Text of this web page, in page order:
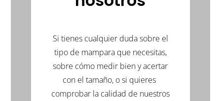
una
Si tienes cualquier duda sobre el
tipo de mampara que necesitas,
sobre cómo medir bien y acertar
con el tamaño, o si quieres
comprobar la calidad de nuestros